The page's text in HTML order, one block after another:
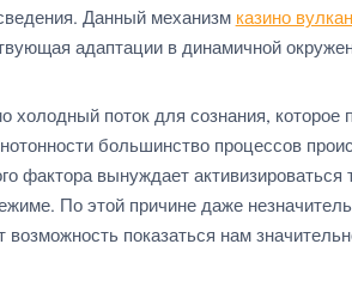
Данный механизм казино вулкан
адаптации в динамичной
холодный поток для сознания,
большинство процессов
фактора вынуждает
По этой причине даже
возможность показаться нам